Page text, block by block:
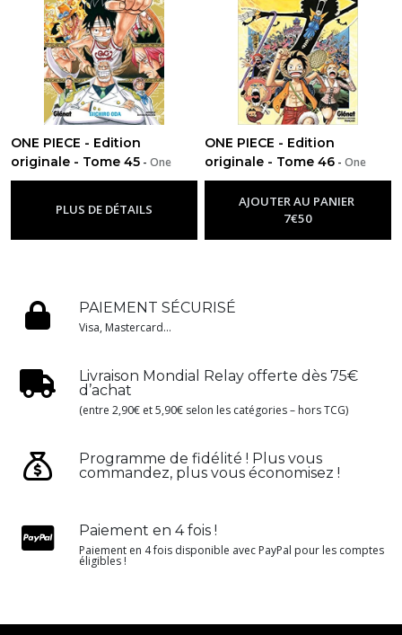
ONE PIECE - Edition
originale - Tome 45 - One
Piece
PLUS DE DÉTAILS
ONE PIECE - Edition
originale - Tome 46 -One
Piece
AJOUTER AU PANIER
7€50
PAIEMENT SÉCURISÉ
Visa, Mastercard...
Livraison Mondial Relay offerte dès 75€
d’achat
(entre 2,90€ et 5,90€ selon les catégories – hors TCG)
Programme de fidélité ! Plus vous
commandez, plus vous économisez !
Paiement en 4 fois !
Paiement en 4 fois disponible avec PayPal pour les comptes
éligibles !